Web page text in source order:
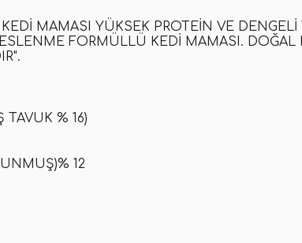
MAMASI YÜKSEK PROTEIN VE DENGELI
FORMÜLLÜ KEDI MAMASI. DOĞAL
".
% 16)
12